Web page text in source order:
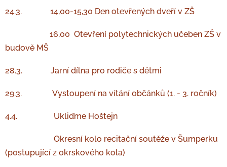
24.3. 14,00-15,30 Den otevřených dveří v ZŠ
16,00 Otevření polytechnických učeben ZŠ v
budově MŠ
28.3. Jarní dílna pro rodiče s dětmi
29.3. Vystoupení na vítání občánků (1. - 3. ročník)
4.4. Ukliďme Hoštejn
Okresní kolo recitační soutěže v Šumperku
(postupující z okrskového kola)